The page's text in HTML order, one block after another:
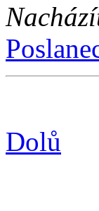
Dolů